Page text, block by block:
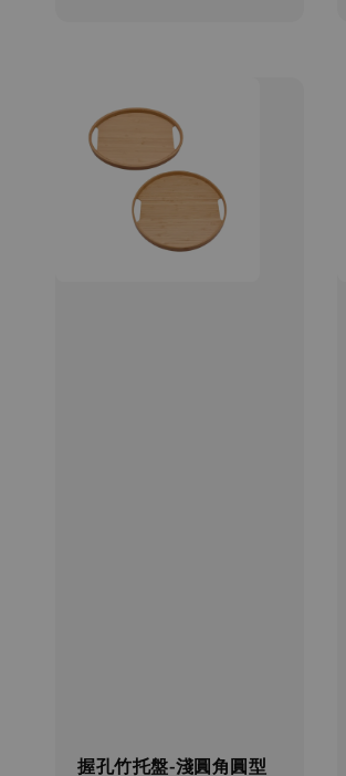
握孔竹托盤-淺圓角圓型